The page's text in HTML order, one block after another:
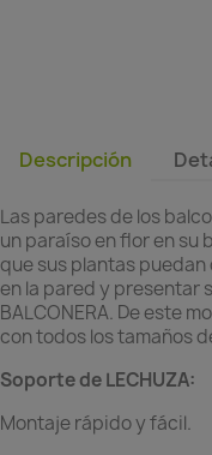
Descripción
Las paredes de los
un paraíso en flor en su
que sus plantas
en la pared y presentar
BALCONERA. De este
con todos los tamaños
Soporte de LECHUZA:
Montaje rápido y fácil.